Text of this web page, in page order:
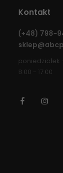
Kontakt
(+48) 798-
poniedziałek
8:00 - 17:00
Facebook